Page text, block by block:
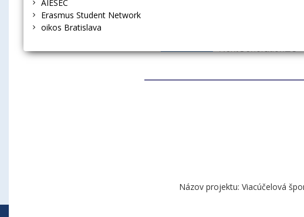
AIESEC
Erasmus Student Network
oikos Bratislava
Názov projektu: Viacúčelová